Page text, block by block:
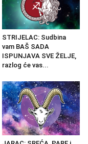
STRIJELAC: Sudbina
vam BAŠ SADA
ISPUNJAVA SVE ŽELJE,
razlog će vas...